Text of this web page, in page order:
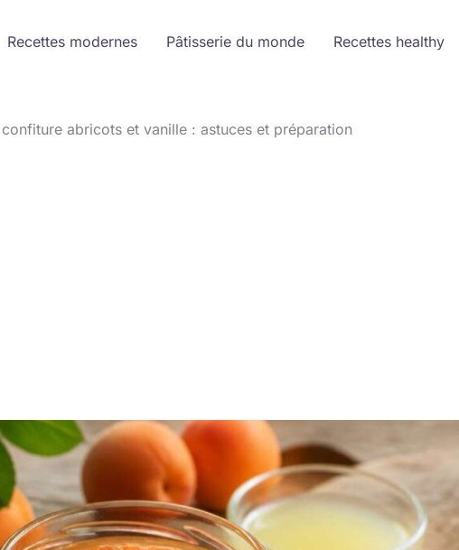
Recettes modernes Pâtisserie du monde
Recettes healthy
confiture abricots et vanille : astuces et préparation